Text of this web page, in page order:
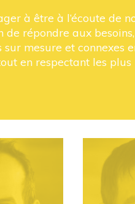
à être à l’écoute
de répondre aux
sur mesure et connexes
en respectant les